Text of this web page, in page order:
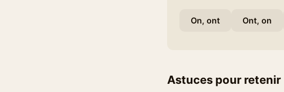
On, ont Ont, on
Astuces pour retenir